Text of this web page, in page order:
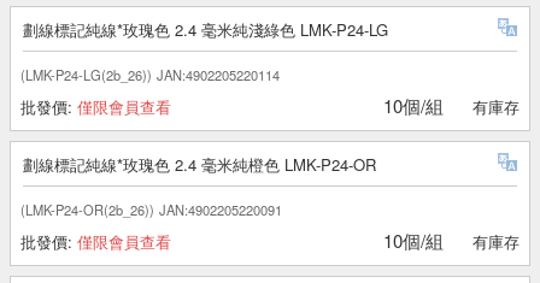
劃線標記純線*玫瑰色 2.4 毫米純淺綠色 LMK-P24-LG
(LMK-P24-LG(2b_26)) JAN:4902205220114
批發價: 僅限會員查看 10個/組 有庫存
劃線標記純線*玫瑰色 2.4 毫米純橙色 LMK-P24-OR
(LMK-P24-OR(2b_26)) JAN:4902205220091
批發價: 僅限會員查看 10個/組 有庫存